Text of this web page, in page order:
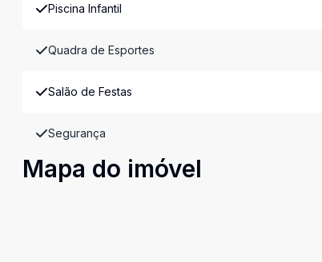
Piscina Infantil
Quadra de Esportes
Salão de Festas
Segurança
Mapa do imóvel